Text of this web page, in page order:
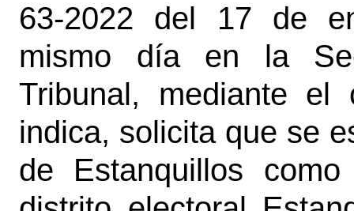
63-2022 del 17 de
mismo día en la
Tribunal, mediante
indica, solicita que se
de Estanquillos